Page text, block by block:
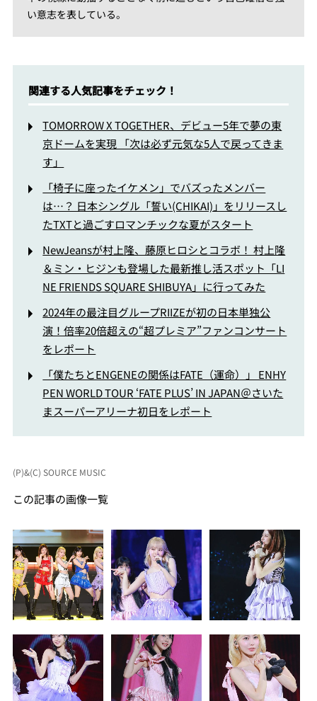
い意志を表している。
関連する人気記事をチェック！
TOMORROW X TOGETHER、デビュー5年で夢の東
京ドームを実現 「次は必ず元気な5人で戻ってきま
す」
「椅子に座ったイケメン」でバズったメンバー
は…？ 日本シングル「誓い(CHIKAI)」をリリースし
たTXTと過ごすロマンチックな夏がスタート
NewJeansが村上隆、藤原ヒロシとコラボ！ 村上隆
＆ミン・ヒジンも登場した最新推し活スポット「LI
NE FRIENDS SQUARE SHIBUYA」に行ってみた
2024年の最注目グループRIIZEが初の日本単独公
演！倍率20倍超えの“超プレミア”ファンコンサート
をレポート
「僕たちとENGENEの関係はFATE（運命）」 ENHY
PEN WORLD TOUR ‘FATE PLUS’ IN JAPAN＠さいた
まスーパーアリーナ初日をレポート
(P)&(C) SOURCE MUSIC
この記事の画像一覧